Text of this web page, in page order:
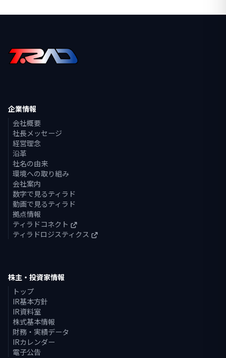
企業情報
会社概要
社長メッセージ
経営理念
沿革
社名の由来
環境への取り組み
会社案内
数字で見るティラド
動画で見るティラド
拠点情報
ティラドコネクト
ティラドロジスティクス
株主・投資家情報
トップ
IR基本方針
IR資料室
株式基本情報
財務・実績データ
IRカレンダー
電子公告